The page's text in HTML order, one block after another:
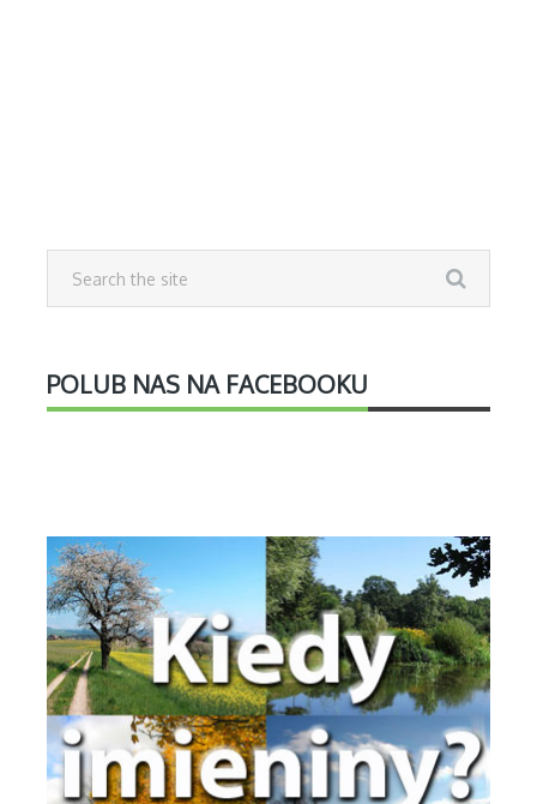
POLUB NAS NA FACEBOOKU